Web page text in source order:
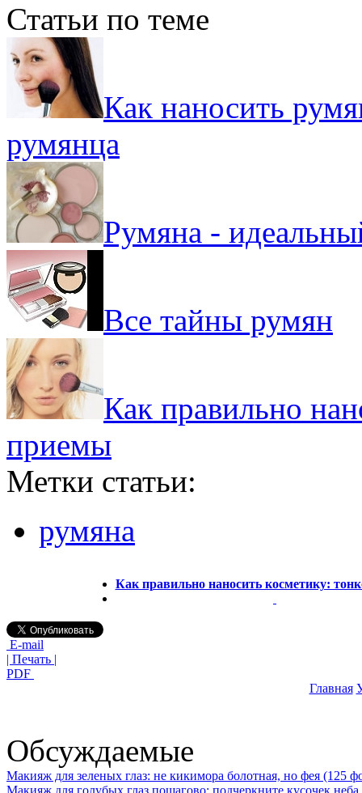
Статьи по теме
Как наносить
румянца
Румяна -
Все тайны румян
Как правильно
приемы
Метки статьи:
румяна
Как правильно наносить косметику:
E-mail
| Печать |
PDF
Главная
Обсуждаемые
Макияж для зеленых глаз: не кикимора болотная, но фея (125
Макияж для голубых глаз пошагово: подчеркните кусочек